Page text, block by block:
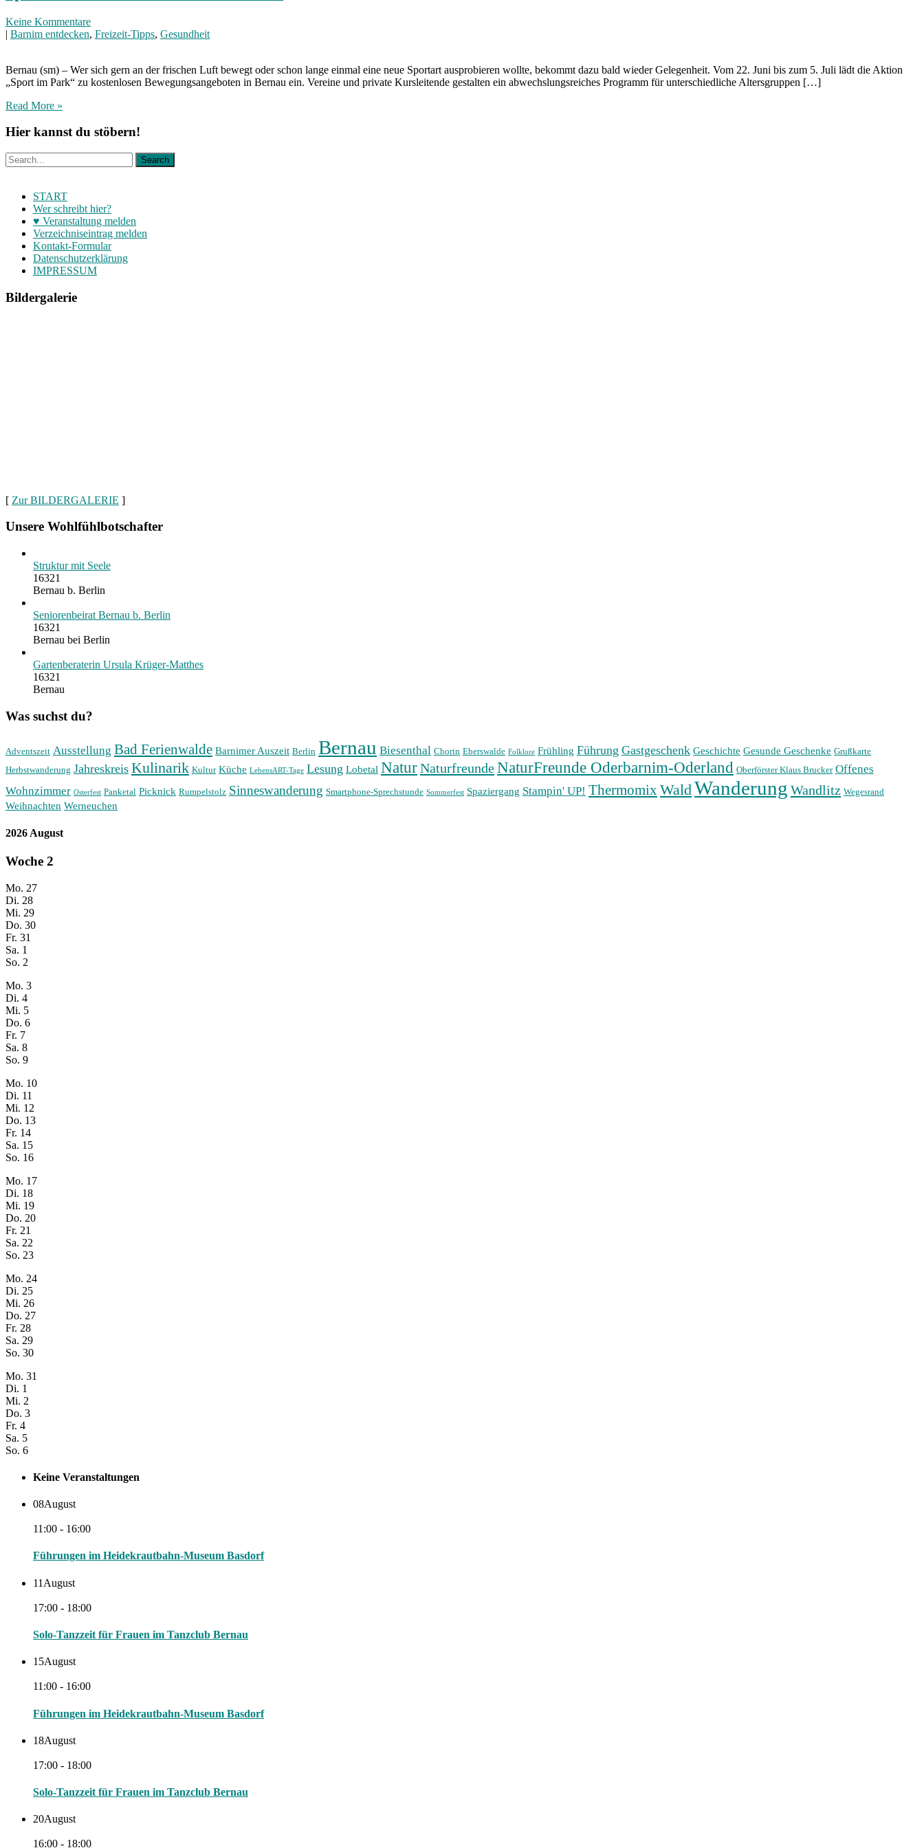
Keine Kommentare
| Barnim entdecken, Freizeit-Tipps, Gesundheit
Bernau (sm) – Wer sich gern an der frischen Luft bewegt oder schon lange einmal eine neue Sportart ausprobieren wollte, bekommt dazu bald wieder Gelegenheit. Vom 22. Juni bis zum 5. Juli lädt die Aktion
„Sport im Park“ zu kostenlosen Bewegungsangeboten in Bernau ein. Vereine und private Kursleitende gestalten ein abwechslungsreiches Programm für unterschiedliche Altersgruppen […]
Read More »
Hier kannst du stöbern!
START
Wer schreibt hier?
♥ Veranstaltung melden
Verzeichniseintrag melden
Kontakt-Formular
Datenschutzerklärung
IMPRESSUM
Bildergalerie
[ Zur BILDERGALERIE ]
Unsere Wohlfühlbotschafter
Struktur mit Seele
16321
Bernau b. Berlin
Seniorenbeirat Bernau b. Berlin
16321
Bernau bei Berlin
Gartenberaterin Ursula Krüger-Matthes
16321
Bernau
Was suchst du?
Adventszeit Ausstellung Bad Ferienwalde Barnimer Auszeit Berlin Bernau Biesenthal Chorin Eberswalde Folklore Frühling Führung Gastgeschenk Geschichte Gesunde Geschenke Grußkarte
Herbstwanderung Jahreskreis Kulinarik Kultur Küche LebensART-Tage Lesung Lobetal NaturNaturfreundeNaturFreunde Oderbarnim-Oderland Oberförster Klaus Brucker Offenes
Wohnzimmer Osterfest Panketal Picknick Rumpelstolz Sinneswanderung Smartphone-Sprechstunde Sommerfest Spaziergang Stampin' UP! ThermomixWaldWanderung Wandlitz Wegesrand
Weihnachten Werneuchen
2026 August
Woche 2
Mo. 27
Di. 28
Mi. 29
Do. 30
Fr. 31
Sa. 1
So. 2
Mo. 3
Di. 4
Mi. 5
Do. 6
Fr. 7
Sa. 8
So. 9
Mo. 10
Di. 11
Mi. 12
Do. 13
Fr. 14
Sa. 15
So. 16
Mo. 17
Di. 18
Mi. 19
Do. 20
Fr. 21
Sa. 22
So. 23
Mo. 24
Di. 25
Mi. 26
Do. 27
Fr. 28
Sa. 29
So. 30
Mo. 31
Di. 1
Mi. 2
Do. 3
Fr. 4
Sa. 5
So. 6
Keine Veranstaltungen
08August
11:00 - 16:00
Führungen im Heidekrautbahn-Museum Basdorf
11 August
17:00 - 18:00
Solo-Tanzzeit für Frauen im Tanzclub Bernau
15August
11:00 - 16:00
Führungen im Heidekrautbahn-Museum Basdorf
18August
17:00 - 18:00
Solo-Tanzzeit für Frauen im Tanzclub Bernau
20August
16:00 - 18:00